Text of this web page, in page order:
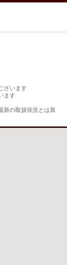
ざいます
ます
新の取扱状況とは異